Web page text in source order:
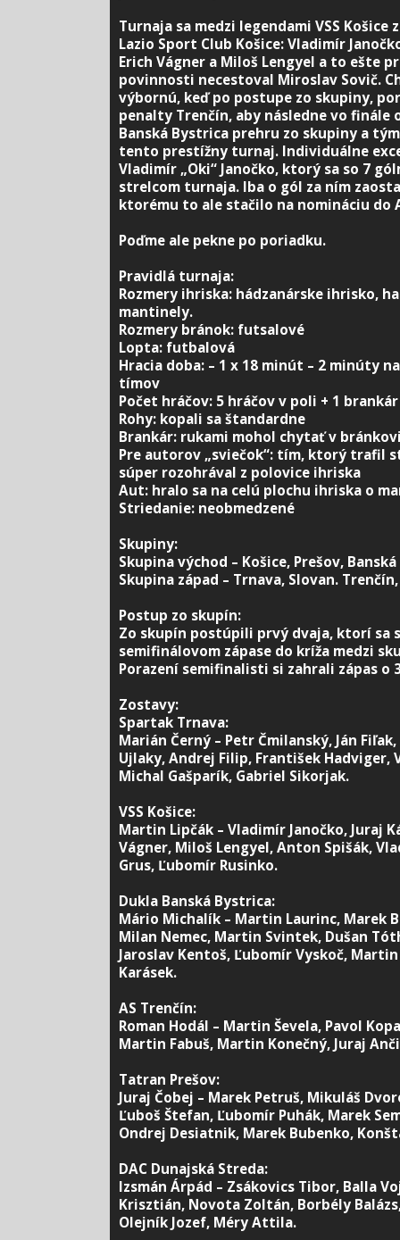
Turnaja sa medzi legendami VSS
Lazio Sport Club Košice: Vladimír
Erich Vágner a Miloš Lengyel a to ešte
povinnosti necestoval Miroslav Sovič.
výbornú, keď po postupe zo skupiny,
penalty Trenčín, aby následne vo finále
Banská Bystrica prehru zo skupiny a
tento prestížny turnaj. Individuálne
Vladimír „Oki“ Janočko, ktorý sa so 7
strelcom turnaja. Iba o gól za ním
ktorému to ale stačilo na nomináciu do
Poďme ale pekne po poriadku.
Pravidlá turnaja:
Rozmery ihriska: hádzanárske ihrisko,
mantinely.
Rozmery bránok: futsalové
Lopta: futbalová
Hracia doba: – 1 x 18 minút – 2 minúty
tímov
Počet hráčov: 5 hráčov v poli + 1 brankár
Rohy: kopali sa štandardne
Brankár: rukami mohol chytať v
Pre autorov „sviečok“: tím, ktorý trafil
súper rozohrával z polovice ihriska
Aut: hralo sa na celú plochu ihriska o
Striedanie: neobmedzené
Skupiny:
Skupina východ – Košice, Prešov,
Skupina západ – Trnava, Slovan.
Postup zo skupín:
Zo skupín postúpili prvý dvaja, ktorí sa
semifinálovom zápase do kríža medzi
Porazení semifinalisti si zahrali zápas o
Zostavy:
Spartak Trnava:
Marián Černý – Petr Čmilanský, Ján
Ujlaky, Andrej Filip, František Hadviger,
Michal Gašparík, Gabriel Sikorjak.
VSS Košice:
Martin Lipčák – Vladimír Janočko, Juraj
Vágner, Miloš Lengyel, Anton Spišák,
Grus, Ľubomír Rusinko.
Dukla Banská Bystrica:
Mário Michalík – Martin Laurinc, Marek
Milan Nemec, Martin Svintek, Dušan
Jaroslav Kentoš, Ľubomír Vyskoč,
Karásek.
AS Trenčín:
Roman Hodál – Martin Ševela, Pavol
Martin Fabuš, Martin Konečný, Juraj
Tatran Prešov:
Juraj Čobej – Marek Petruš, Mikuláš
Ľuboš Štefan, Ľubomír Puhák, Marek
Ondrej Desiatnik, Marek Bubenko,
DAC Dunajská Streda:
Izsmán Árpád – Zsákovics Tibor, Balla
Krisztián, Novota Zoltán, Borbély
Olejník Jozef, Méry Attila.